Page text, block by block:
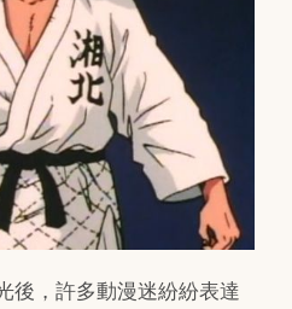
後，許多動漫迷紛紛表達